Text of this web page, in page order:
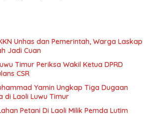
Unhas dan Pemerintah, Warga Laskap
Jadi Cuan
Wakil Ketua DPRD
CSR
Yamin Ungkap Tiga Dugaan
di Laoli Luwu Timur
Petani Di Laoli Milik Pemda Lutim